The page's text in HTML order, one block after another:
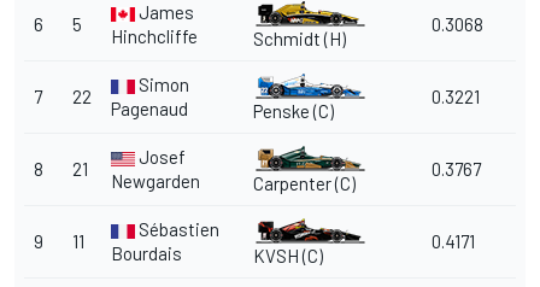
6 5
James
Hinchcliffe
Schmidt (H)
0.3068
7 22
Simon
Pagenaud
Penske (C)
0.3221
8 21
Josef
Newgarden
Carpenter (C)
0.3767
9 11
Sébastien
Bourdais
KVSH (C)
0.4171